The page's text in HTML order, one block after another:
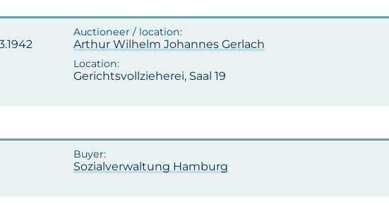
Arthur Wilhelm Johannes Gerlach
Gerichtsvollzieherei, Saal 19
Sozialverwaltung Hamburg